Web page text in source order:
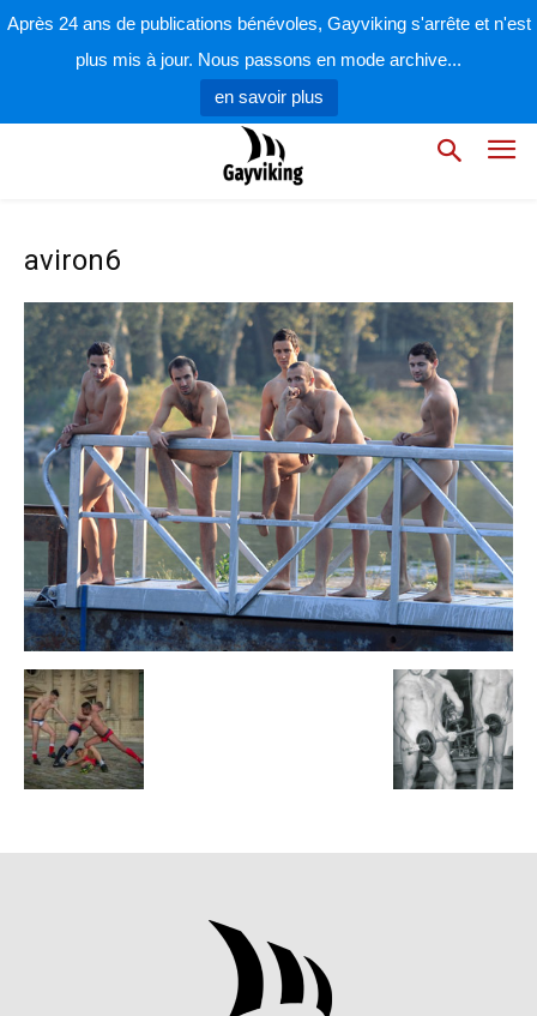
Après 24 ans de publications bénévoles, Gayviking s'arrête et n'est
plus mis à jour. Nous passons en mode archive...
en savoir plus
aviron6